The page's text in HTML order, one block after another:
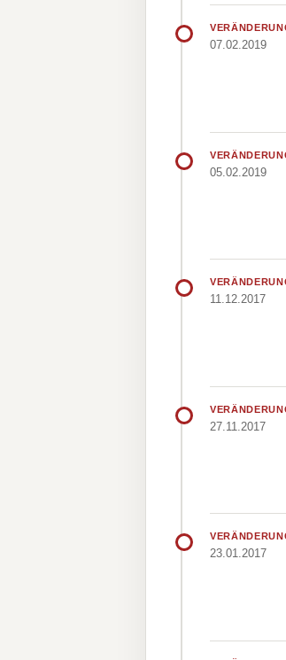
07.02.2019
05.02.2019
11.12.2017
27.11.2017
23.01.2017